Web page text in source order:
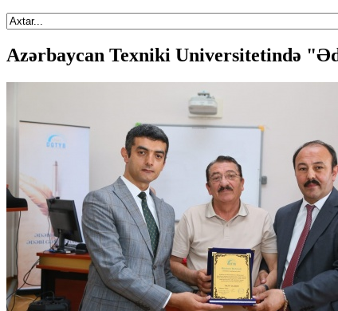
Azərbaycan Texniki Universitetində